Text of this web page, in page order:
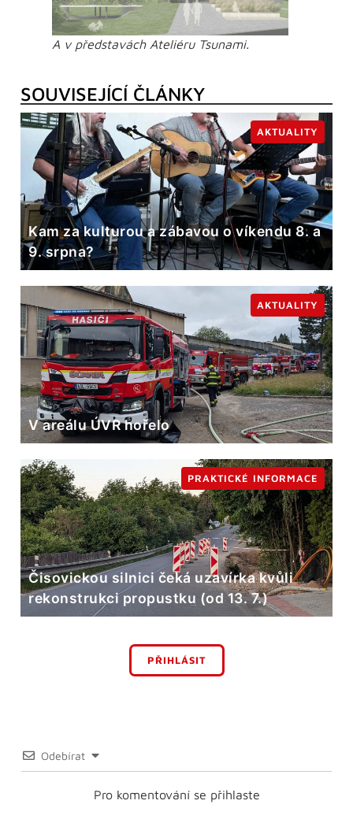
A v představách Ateliéru Tsunami.
SOUVISEJÍCÍ ČLÁNKY
Kam za kulturou a zábavou o víkendu 8. a
9. srpna?
AKTUALITY
V areálu ÚVR hořelo
AKTUALITY
Čisovickou silnici čeká uzavírka kvůli
rekonstrukci propustku (od 13. 7.)
PRAKTICKÉ INFORMACE
PŘIHLÁSIT
Odebírat
Pro komentování se přihlaste